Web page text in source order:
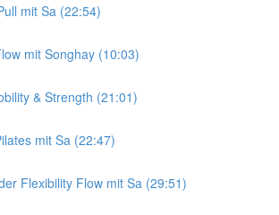
mit Sa (22:54)
mit Songhay (10:03)
& Strength (21:01)
mit Sa (22:47)
Flexibility Flow mit Sa (29:51)